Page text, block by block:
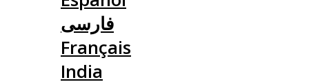
فارسی
Français
India